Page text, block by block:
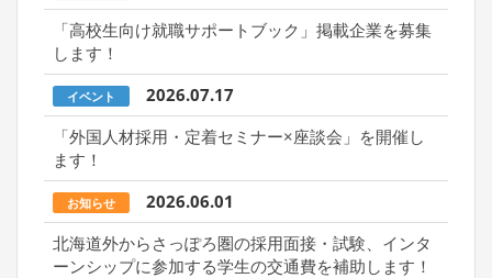
「高校生向け就職サポートブック」掲載企業を募集
します！
イベント
2026.07.17
「外国人材採用・定着セミナー×座談会」を開催し
ます！
お知らせ
2026.06.01
北海道外からさっぽろ圏の採用面接・試験、インタ
ーンシップに参加する学生の交通費を補助します！